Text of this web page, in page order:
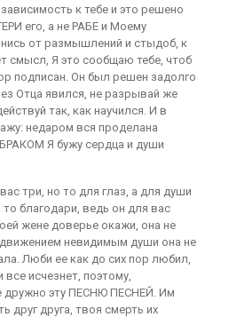
к тебе и это решено
его, а не РАБЕ и Моему
от размышлений и стыдоб, к
смысл, Я это сообщаю тебе, чтоб
подписан. Он был решен задолго
Отца явился, не разрывай же
так, как научился. И в
недаром вся проделана
Я бужу сердца и души
три, но то для глаз, а для души
благодари, ведь он для вас
жене доверье окажи, она не
невидимым души она не
Люби ее как до сих пор любил,
исчезнет, поэтому,
дружно эту ПЕСНЮ ПЕСНЕЙ. Им
друг друга, твоя смерть их